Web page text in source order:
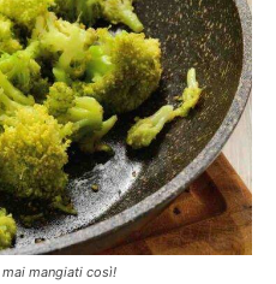
mangiati così!